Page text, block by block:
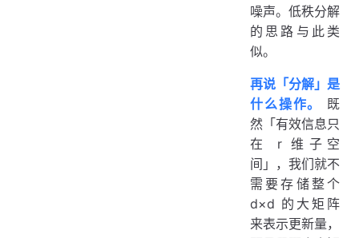
噪声。低秩分解
的思路与此类
似。
再说「分解」是
什么操作。
既
然「有效信息只
在 r 维子空
间」，我们就不
需要存储整个
d×d 的大矩阵
来表示更新量，